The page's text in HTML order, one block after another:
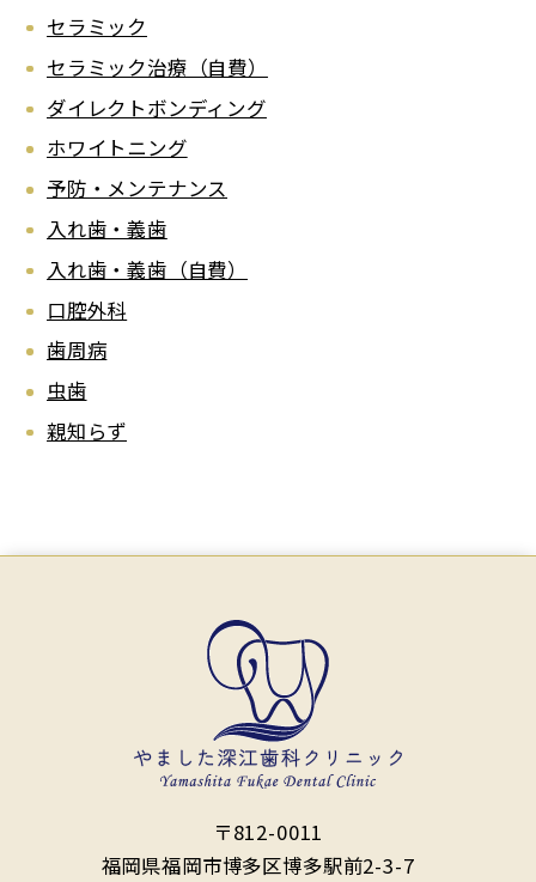
セラミック
セラミック治療（自費）
ダイレクトボンディング
ホワイトニング
予防・メンテナンス
入れ歯・義歯
入れ歯・義歯（自費）
口腔外科
歯周病
虫歯
親知らず
〒812-0011
福岡県福岡市博多区博多駅前2-3-7